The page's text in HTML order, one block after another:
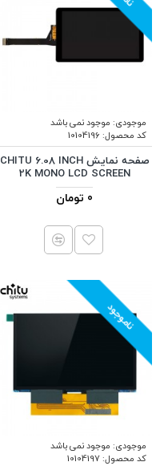
موجودی: موجود نمی باشد
کد محصول: 10104196
صفحه نمایش CHITU 6.08 INCH
2K MONO LCD SCREEN
0 تومان
ناموجود
موجودی: موجود نمی باشد
کد محصول:10104197